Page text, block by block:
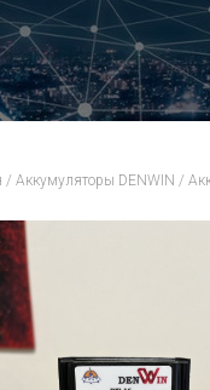
/ Аккумуляторы DENWIN /